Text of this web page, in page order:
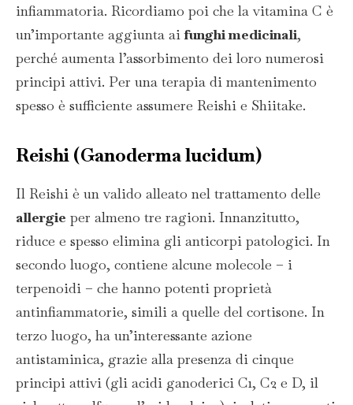
infiammatoria. Ricordiamo poi che la vitamina C è
un’importante aggiunta aifunghi medicinali,
perché aumenta l’assorbimento dei loro numerosi
principi attivi. Per una terapia di mantenimento
spesso è sufficiente assumere Reishi e Shiitake.
Reishi (Ganoderma lucidum)
Il Reishi è un valido alleato nel trattamento delle
allergie per almeno tre ragioni. Innanzitutto,
riduce e spesso elimina gli anticorpi patologici. In
secondo luogo, contiene alcune molecole – i
terpenoidi – che hanno potenti proprietà
antinfiammatorie, simili a quelle del cortisone. In
terzo luogo, ha un’interessante azione
antistaminica, grazie alla presenza di cinque
principi attivi (gli acidi ganoderici C1, C2 e D, il